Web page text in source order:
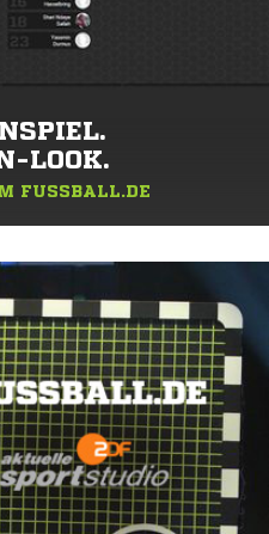
LOOK.
FUSSBALL.DE